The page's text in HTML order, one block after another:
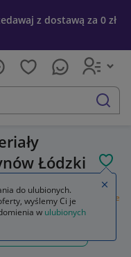
z dostawą za 0 zł
szukaj
Łódzki
Akcesoria Ściany i elewacje
+0 km
do ulubionych.
wyślemy Ci je
w ulubionych